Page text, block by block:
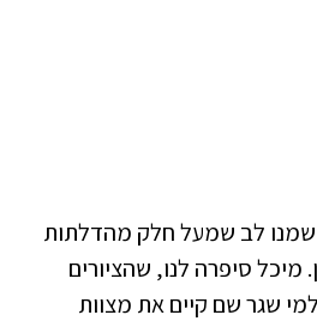
שמנו לב שמעל חלק מהדלתות
מיכל סיפרה לנו, שהציורים
שגר שם קיים את מצוות